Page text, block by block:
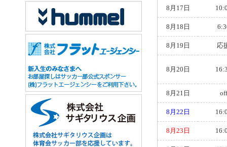
8月17日
8月18日
8月19日 応
8月20日
8月21日 off
8月22日
8月23日